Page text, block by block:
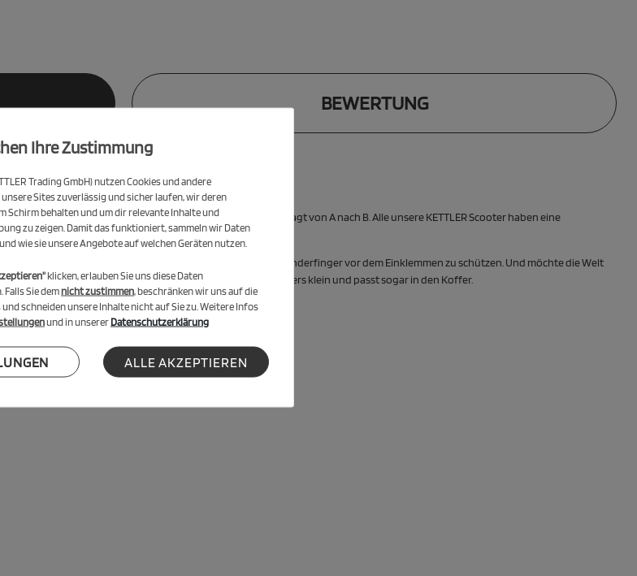
BEWERTUNG
nur extrem viel Spaß, man kommt auch ziemlich angesagt von A nach B. Alle unsere KETTLER Scooter haben eine
Klappmechanismus wurde speziell entwickelt, um kleine Kinderfinger vor dem Einklemmen zu schützen. Und möchte die Welt
Durch die einklappbaren Griffe ist der besonders klein und passt sogar in den Koffer.
Ihre Zustimmung
Trading GmbH) nutzen Cookies und andere
Sites zuverlässig und sicher laufen, wir deren
Schirm behalten und um dir relevante Inhalte und
zu zeigen. Damit das funktioniert, sammeln wir Daten
wie sie unsere Angebote auf welchen Geräten nutzen.
klicken, erlauben Sie uns diese Daten
Sie demnicht zustimmen , beschränken wir uns auf die
schneiden unsere Inhalte nicht auf Sie zu. Weitere Infos
und in unsererDatenschutzerklärung
ALLE AKZEPTIEREN